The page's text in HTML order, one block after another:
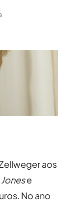
aos
e
No ano